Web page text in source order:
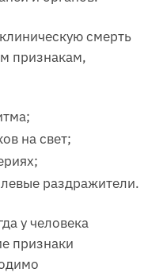
смерть
признакам,
на свет;
раздражители.
у человека
признаки